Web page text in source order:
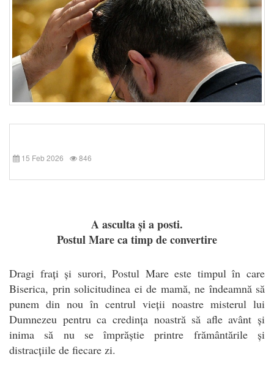
15 Feb 2026 846
A asculta și a posti.
Postul Mare ca timp de convertire
Dragi frați și surori, Postul Mare este timpul în care
Biserica, prin solicitudinea ei de mamă, ne îndeamnă să
punem din nou în centrul vieții noastre misterul lui
Dumnezeu pentru ca credința noastră să afle avânt și
inima să nu se împrăștie printre frământările și
distracțiile de fiecare zi.